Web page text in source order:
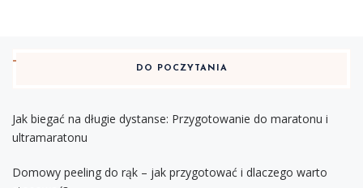
DO POCZYTANIA
Jak biegać na długie dystanse: Przygotowanie do maratonu i
ultramaratonu
Domowy peeling do rąk – jak przygotować i dlaczego warto